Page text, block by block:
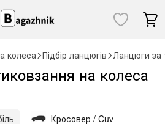
колеса Підбір ланцюгів Ланцюги за
на колеса
Кросовер / Cuv